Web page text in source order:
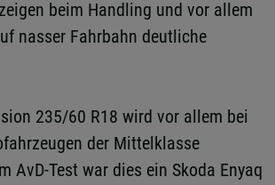
beim Handling und vor allem
nasser Fahrbahn deutliche
235/60 R18 wird vor allem bei
der Mittelklasse
AvD-Test war dies ein Skoda Enyaq